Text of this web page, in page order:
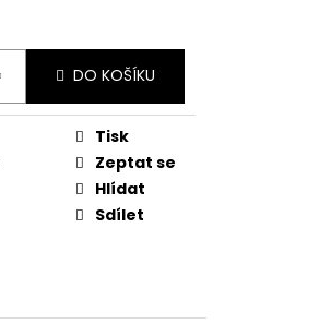
DO KOŠÍKU
Tisk
Zeptat se
Hlídat
Sdílet